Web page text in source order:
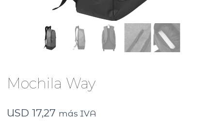
Mochila Way
USD 17,27 más IVA